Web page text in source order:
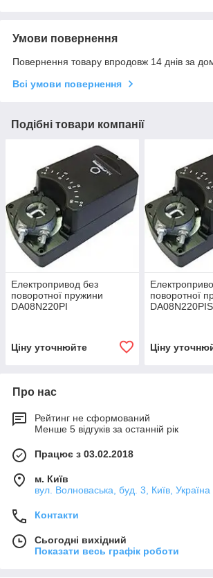
Умови повернення
Повернення товару впродовж 14 днів за
Всі умови повернення
Подібні товари компанії
Електропривод без
поворотної пружини
DA08N220PI
Ціну уточнюйте
поворотної
DA08N220PIS
Ціну
Про нас
Рейтинг не сформований
Менше 5 відгуків за останній рік
Працює з 03.02.2018
м. Київ
вул. Волноваська, буд. 3, Київ, Україна
Контакти
Сьогодні вихідний
Показати весь графік роботи